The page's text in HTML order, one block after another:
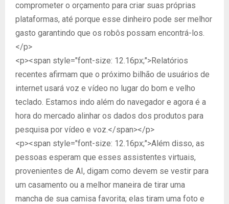
comprometer o orçamento para criar suas próprias
plataformas, até porque esse dinheiro pode ser melhor
gasto garantindo que os robôs possam encontrá-los.
</p>
<p><span style="font-size: 12.16px;">Relatórios
recentes afirmam que o próximo bilhão de usuários de
internet usará voz e vídeo no lugar do bom e velho
teclado. Estamos indo além do navegador e agora é a
hora do mercado alinhar os dados dos produtos para
pesquisa por vídeo e voz.</span></p>
<p><span style="font-size: 12.16px;">Além disso, as
pessoas esperam que esses assistentes virtuais,
provenientes de AI, digam como devem se vestir para
um casamento ou a melhor maneira de tirar uma
mancha de sua camisa favorita; elas tiram uma foto e